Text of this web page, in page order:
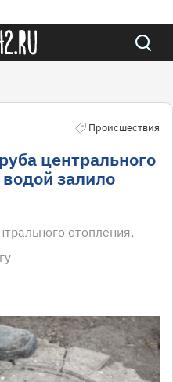
Происшествия
центрального
залило
отопления,